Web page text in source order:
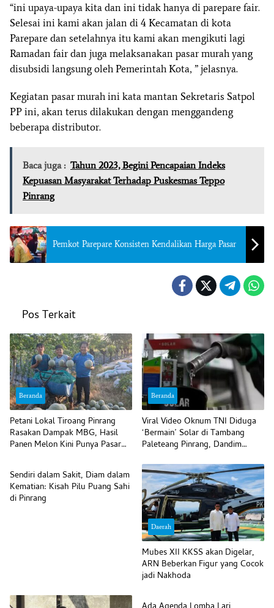
“ini upaya-upaya kita dan ini tidak hanya di parepare fair.
Selesai ini kami akan jalan di 4 Kecamatan di kota
Parepare dan setelahnya itu kami akan mengikuti lagi
Ramadan fair dan juga melaksanakan pasar murah yang
disubsidi langsung oleh Pemerintah Kota, ” jelasnya.
Kegiatan pasar murah ini kata mantan Sekretaris Satpol
PP ini, akan terus dilakukan dengan menggandeng
beberapa distributor.
Baca juga : Tahun 2023, Begini Pencapaian Indeks
Kepuasan Masyarakat Terhadap Puskesmas Teppo
Pinrang
Pemkot Parepare Konsisten Kendalikan Harga Pasar
Pos Terkait
Beranda
Petani Lokal Tiroang Pinrang
Rasakan Dampak MBG, Hasil
Panen Melon Kini Punya Pasar
Beranda
Viral Video Oknum TNI Diduga
‘Bermain’ Solar di Tambang
Paleteang Pinrang, Dandim
Sendiri dalam Sakit, Diam dalam
Kematian: Kisah Pilu Puang Sahi
di Pinrang
Daerah
Mubes XII KKSS akan Digelar,
ARN Beberkan Figur yang Cocok
jadi Nakhoda